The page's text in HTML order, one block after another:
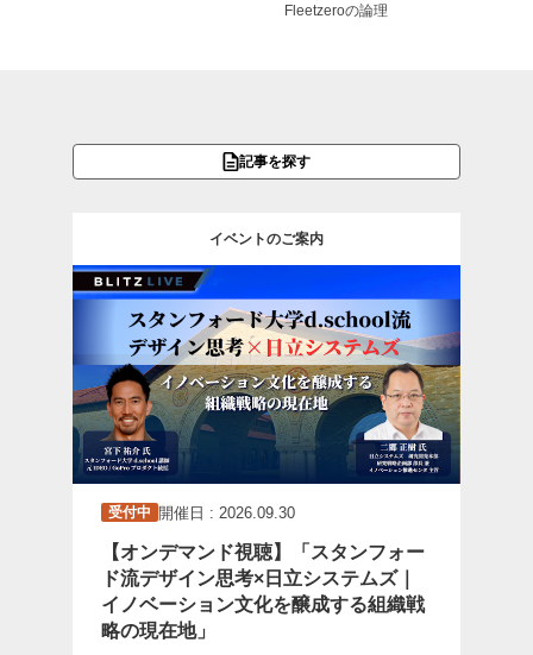
Fleetzeroの論理
記事を探す
イベントのご案内
受付中 開催日 : 2026.09.30
【オンデマンド視聴】「スタンフォー
ド流デザイン思考×日立システムズ｜
イノベーション文化を醸成する組織戦
略の現在地」